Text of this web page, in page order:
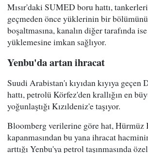
Mısır'daki SUMED boru hattı,
geçmeden önce yüklerinin bir
boşaltmasına, kanalın diğer tarafında
yüklemesine imkan sağlıyor.
Yenbu'da artan ihracat
Suudi Arabistan'ı kıyıdan kıyıya geçen
hattı, petrolü Körfez'den krallığın en
yoğunlaştığı Kızıldeniz'e taşıyor.
Bloomberg verilerine göre hat, Hürmüz
kapanmasından bu yana ihracat
arttığı Yenbu'ya petrol taşınmasında